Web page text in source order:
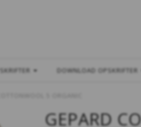
DOWNLOAD OPSKRIFTER
GEPARD